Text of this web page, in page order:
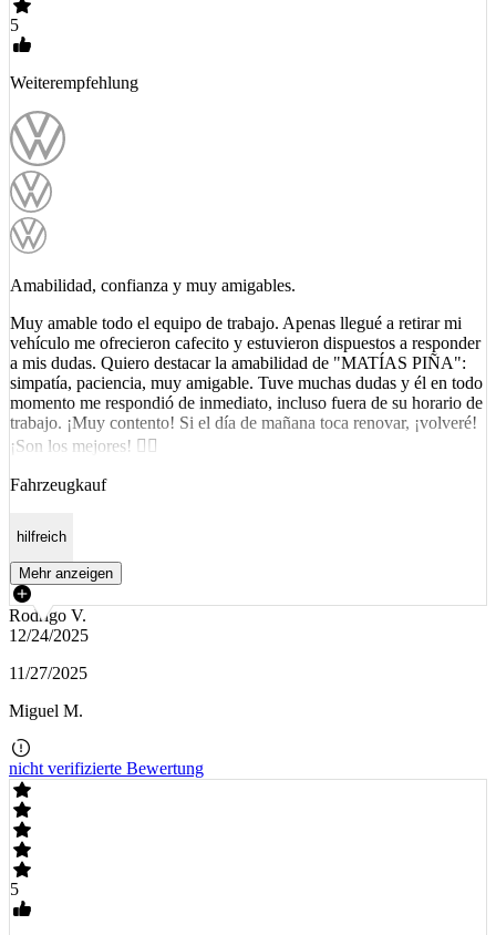
5
Weiterempfehlung
Amabilidad, confianza y muy amigables.
Muy amable todo el equipo de trabajo. Apenas llegué a retirar mi
vehículo me ofrecieron cafecito y estuvieron dispuestos a responder
a mis dudas. Quiero destacar la amabilidad de "MATÍAS PIÑA":
simpatía, paciencia, muy amigable. Tuve muchas dudas y él en todo
momento me respondió de inmediato, incluso fuera de su horario de
trabajo. ¡Muy contento! Si el día de mañana toca renovar, ¡volveré!
¡Son los mejores! ☝🏼
Fahrzeugkauf
hilfreich
Mehr anzeigen
Rodrigo V.
12/24/2025
11/27/2025
Miguel M.
nicht verifizierte Bewertung
5